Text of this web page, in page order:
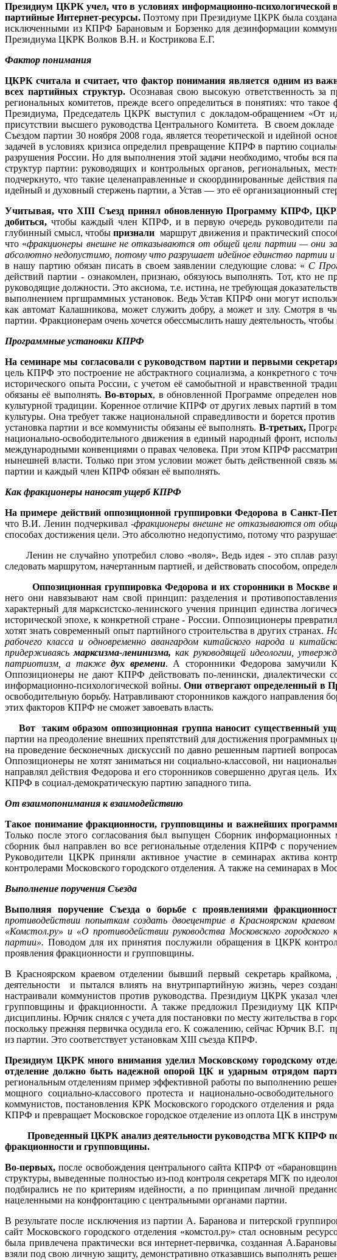
Президиум ЦКРК учел, что в условиях информационно-
партийные Интернет-ресурсы. Поэтому при Президиуме ЦКРК была
исключенными из КПРФ Барановым и Борзенко для дезинформации
Президиума ЦКРК Волков В.Н. и Кострикова Е.Г.
Фактор понимания
ЦКРК считала и считает, что фактор понимания является одним из
всех партийных структур. Осознавая свою высокую ответственность
региональных комитетов, прежде всего определиться в понятиях: что
Президиума, Председатель ЦКРК выступил с докладом-обращением «От
присутствии высшего руководства Центрального Комитета. В своем
Съездом партии 30 ноября 2008 года, является теоретической и идейной
задачей в условиях кризиса определил превращение КПРФ в партию
разрушения России. Но для выполнения этой задачи необходимо, чтобы вся
структур партии: руководящих и контрольных органов, региональных,
подчеркнуто, что такие целенаправленные и скоординированные
идейный и духовный стержень партии, а Устав — это её организационный
Учитывая, что ХIIIСъезд принял обновленную Программу КПРФ, ЦКРК
добиться, чтобы каждый член КПРФ, и в первую очередь руководители
глубинный смысл, чтобыпризнали маршрут движения и практический
что «фракционеры внешне не отказываются от общей цели партии — они
абсолютно недопустимо, потому что разрушает идейное единство партии и
в нашу партию обязан писать в своем заявлении следующие слова: « С
действий партии - ознакомлен, признаю, обязуюсь выполнять. Тот, кто
руководящие должности. Это аксиома, т.е. истина, не требующая
выполнением пргшраммных установок. Ведь Устав КПРФ они могут
как автомат Калашникова, может служить добру, а может и злу. Смотря в
партии. Фракционерам очень хочется обессмыслить нашу деятельность,
Программные установки КПРФ
На семинаре мы согласовали с руководством партии и первыми
цель КПРФ это построение не абстрактного социализма, а конкретного с
исторического опыта России, с учетом её самобытной и нравственной
обязаны её выполнять.Во-вторых, в обновленной Программе определен
культурной традиции. Коренное отличие КПРФ от других левых партий в
культуры. Она требует также национальной справедливости и борется
установка партии и все коммунисты обязаны её выполнять. В-третьих,
национально-освободительного движения в единый народный фронт,
международными конвенциями о правах человека. При этом КПРФ
нынешней власти. Только при этом условии может быть действенной связь
партии и каждый член КПРФ обязан её выполнять.
Как фракционеры наносят ущерб КПРФ
На примере действий оппозиционной группировки Федорова в Санкт-
что В.И. Ленин подчеркивал -фракционеры внешне не отказываются от
способах достижения цели. Это абсолютно недопустимо, потому что
Ленин не случайно употребил слово «воля». Ведь идея - это сплав
следовать маршрутом, начертанным партией, и действовать способом,
Оппозиционная группировка Федорова и их сторонники в Москве
него они навязывают нам свой принцип: разделения и
характерный для марксистско-ленинского учения принцип единства
исторической эпохе, к конкретной стране - России. Оппозиционеры
хотят знать современный опыт партийного строительства в других странах.
рабочего класса и одновременно авангардом китайского народа и
придерживаясьмарксизма-ленинизма, как руководящей идеологии,
патриотизм, а такжедух времени. А сторонники Федорова замучили
Оппозиционеры не дают КПРФ действовать по-ленински, диалектически
информационно-психологической войны. Они отвергают определенный в
освободительную борьбу. Натравливают сторонников каждого направления
этих факторов КПРФ не сможет завоевать власть.
Вот таким образом оппозиционная группа наносит существенный
партии на преодоление внешних препятствий для достижения
на проведение бесконечных дискуссий по давно решенным партией
Оппозиционеры не хотят заниматься ни социально-классовой, ни
направлял действия Федорова и его сторонников совершенно другая
КПРФ в социал-демократическую партию западного типа.
От взаимопонимания к взаимодействию
Такое понимание фракционности, групповщины и важнейших
Только после этого согласования был выпущен Сборник
сборник был направлен во все региональные отделения КПРФ с
Руководители ЦКРК приняли активное участие в семинарах актива
контролерами Московского городского отделения. А также на семинарах в
Выполнение поручения Съезда
Выполняя поручение Съезда о борьбе с проявлениями
противодействии попыткам создать двоецентрие в Красноярском
«Комстол.ру» и «О противодействии руководства Московского
партии». Поводом для их принятия послужили обращения в ЦКРК
проявления фракционности и групповщины.
В Красноярском краевом отделении бывший первый секретарь
деятельности и пытался влиять на внутрипартийную жизнь, через
настраивали коммунистов против руководства. Президиум ЦКРК указал
групповщины и фракционности. А также предложил Президиуму ЦК
дисциплины. Юрчик снялся с учета для постановки по месту жительства в
поскольку прежняя первичка осудила его. К сожалению, сейчас Юрчик В.Г.
из партии. Это соответствует установкам XIII съезда КПРФ.
Президиум ЦКРК много внимания уделил Московскому городскому
отделение должно быть надежной опорой ЦК и ударным отрядом
региональным отделениям пример эффективной работы по выполнению
мощного социально-классового протеста и национально-
коммунистов, постановления КРК Московского городского отделения и
КПРФ и превращает Московское городское отделение из оплота ЦК в
Проведенный ЦКРК анализ деятельности руководства МГК КПРФ
фракционности и групповщины.
Во-первых, после освобождения центрального сайта КПРФ от
структуры, выведенные полностью из-под контроля секретаря МГК по
подбирались не по критериям идейности, а по принципам личной
нацеленными на конфронтацию с центральными органами партии.
В результате после исключения из партии А. Баранова и питерской
сайт Московского городского отделения «комстол.ру» стал основным
была привлечена практически вся интернет-первичка, созданная
взяли под свою личную защиту, демонстративно отказавшись выполнять